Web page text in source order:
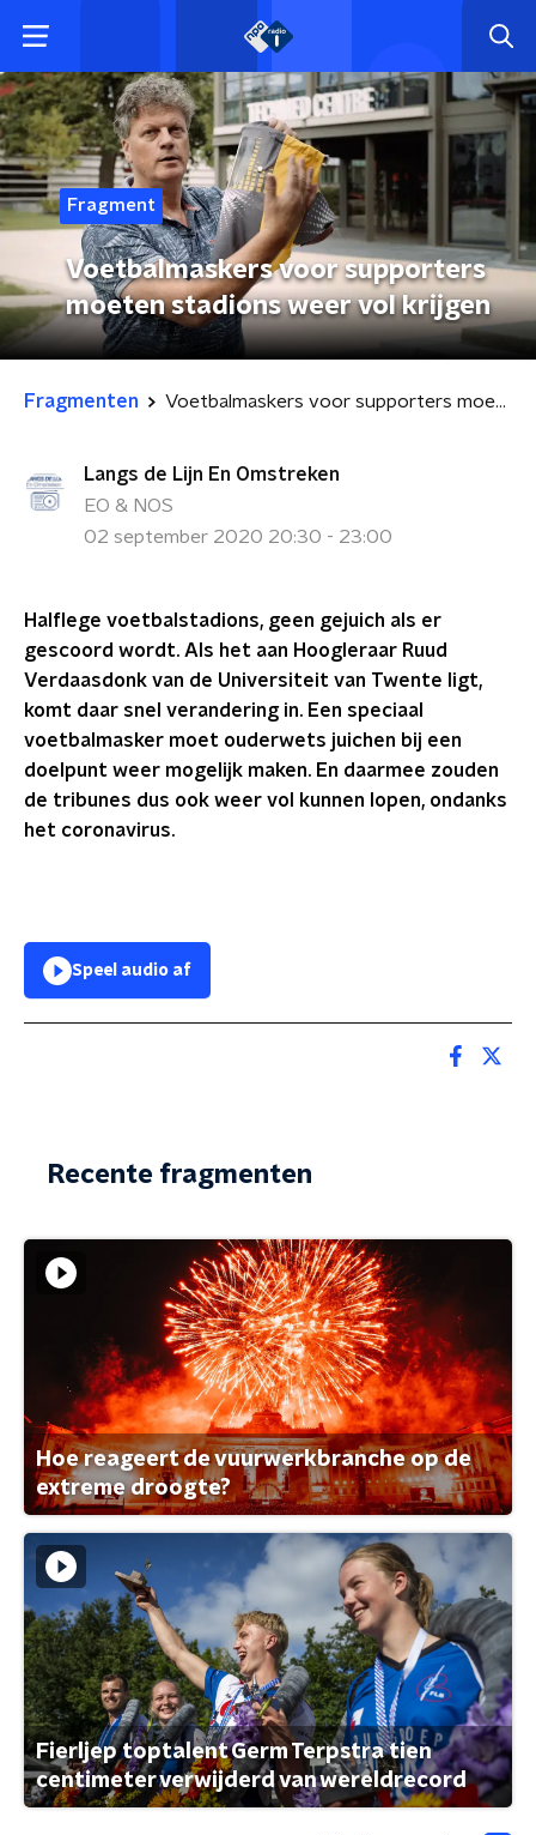
Fragment
Voetbalmaskers voor supporters
moeten stadions weer vol krijgen
Fragmenten Voetbalmaskers voor supporters moeten stadions weer vol krijgen
Langs de Lijn En Omstreken
EO & NOS
02 september 2020 20:30 - 23:00
Halflege voetbalstadions, geen gejuich als er
gescoord wordt. Als het aan Hoogleraar Ruud
Verdaasdonk van de Universiteit van Twente ligt,
komt daar snel verandering in. Een speciaal
voetbalmasker moet ouderwets juichen bij een
doelpunt weer mogelijk maken. En daarmee zouden
de tribunes dus ook weer vol kunnen lopen, ondanks
het coronavirus.
Speel audio af
Recente fragmenten
Hoe reageert de vuurwerkbranche op de
extreme droogte?
Fierljep toptalent Germ Terpstra tien
centimeter verwijderd van wereldrecord